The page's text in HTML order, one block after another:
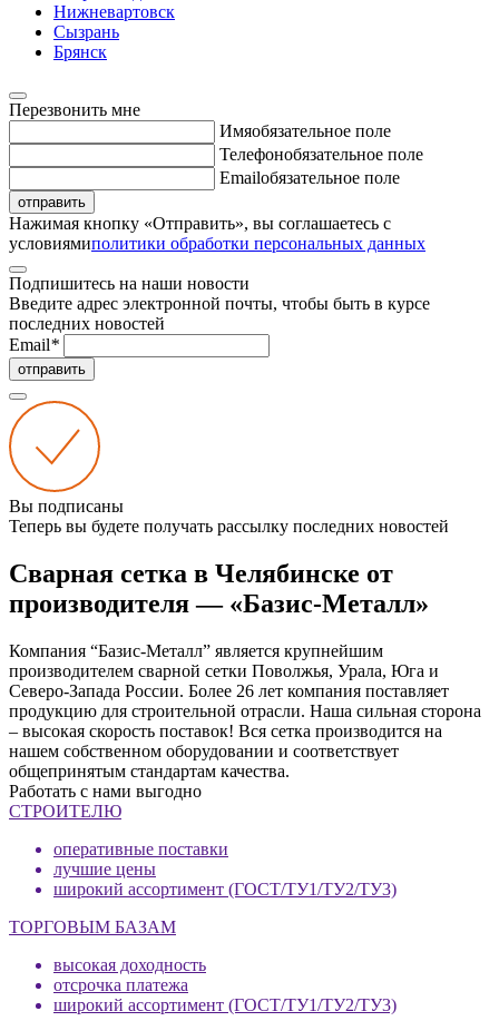
Нижневартовск
Сызрань
Брянск
Перезвонить мне
Имяобязательное поле
Телефонобязательное поле
Emailобязательное поле
отправить
Нажимая кнопку «Отправить», вы соглашаетесь с
условиямиполитики обработки персональных данных
Подпишитесь на наши новости
Введите адрес электронной почты, чтобы быть в курсе
последних новостей
Email*
отправить
Вы подписаны
Теперь вы будете получать рассылку последних новостей
Сварная сетка в Челябинске от
производителя — «Базис-Металл»
Компания “Базис-Металл” является крупнейшим
производителем сварной сетки Поволжья, Урала, Юга и
Северо-Запада России. Более 26 лет компания поставляет
продукцию для строительной отрасли. Наша сильная сторона
– высокая скорость поставок! Вся сетка производится на
нашем собственном оборудовании и соответствует
общепринятым стандартам качества.
Работать с нами выгодно
СТРОИТЕЛЮ
оперативные поставки
лучшие цены
широкий ассортимент (ГОСТ/ТУ1/ТУ2/ТУ3)
ТОРГОВЫМ БАЗАМ
высокая доходность
отсрочка платежа
широкий ассортимент (ГОСТ/ТУ1/ТУ2/ТУ3)